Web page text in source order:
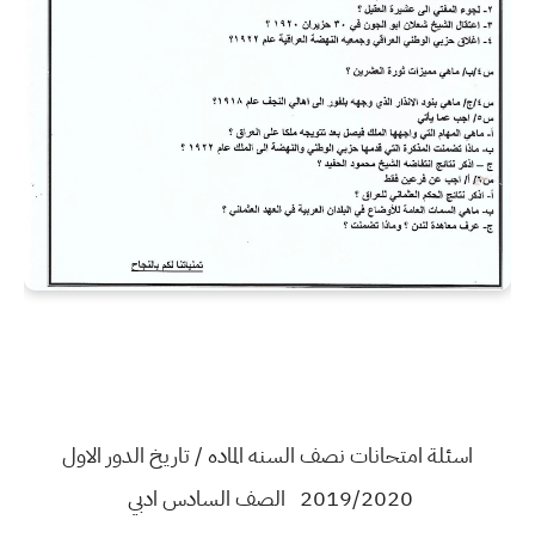
اسئلة امتحانات نصف السنه الماده / تاريخ الدور الاول
2019/2020 الصف السادس ادبي